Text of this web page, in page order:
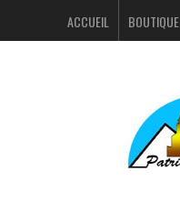
ACCUEIL BOUTIQUE